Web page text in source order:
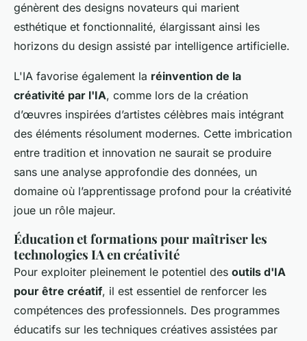
génèrent des designs novateurs qui marient
esthétique et fonctionnalité, élargissant ainsi les
horizons du design assisté par intelligence artificielle.
L'IA favorise également la réinvention de la
créativité par l'IA, comme lors de la création
d’œuvres inspirées d’artistes célèbres mais intégrant
des éléments résolument modernes. Cette imbrication
entre tradition et innovation ne saurait se produire
sans une analyse approfondie des données, un
domaine où l’apprentissage profond pour la créativité
joue un rôle majeur.
Éducation et formations pour maîtriser les
technologies IA en créativité
Pour exploiter pleinement le potentiel des outils d'IA
pour être créatif, il est essentiel de renforcer les
compétences des professionnels. Des programmes
éducatifs sur les techniques créatives assistées par